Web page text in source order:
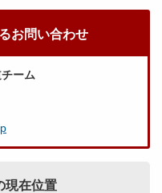
お問い合わせ
ーム
現在位置